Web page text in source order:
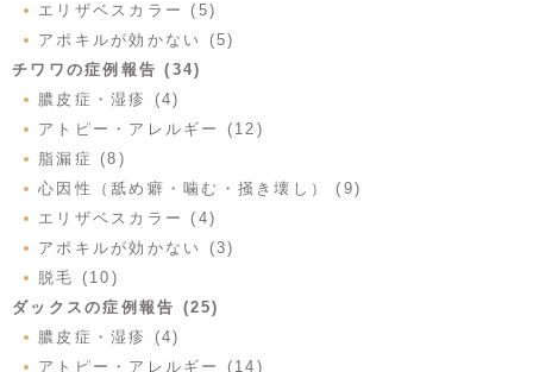
エリザベスカラー (5)
アポキルが効かない (5)
チワワの症例報告 (34)
膿皮症・湿疹 (4)
アトピー・アレルギー (12)
脂漏症 (8)
心因性（舐め癖・噛む・掻き壊し） (9)
エリザベスカラー (4)
アポキルが効かない (3)
脱毛 (10)
ダックスの症例報告 (25)
膿皮症・湿疹 (4)
アトピー・アレルギー (14)